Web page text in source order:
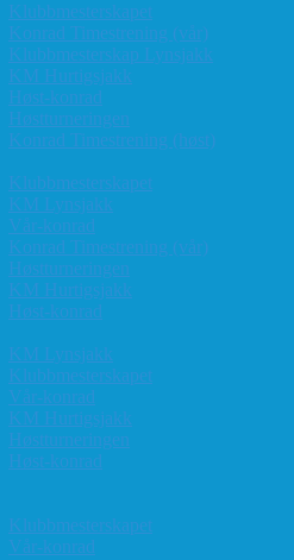
Klubbmesterskapet
Konrad Timestrening (vår)
Klubbmesterskap Lynsjakk
KM Hurtigsjakk
Høst-konrad
Høstturneringen
Konrad Timestrening (høst)
Klubbmesterskapet
KM Lynsjakk
Vår-konrad
Konrad Timestrening (vår)
Høstturneringen
KM Hurtigsjakk
Høst-konrad
KM Lynsjakk
Klubbmesterskapet
Vår-konrad
KM Hurtigsjakk
Høstturneringen
Høst-konrad
Klubbmesterskapet
Vår-konrad